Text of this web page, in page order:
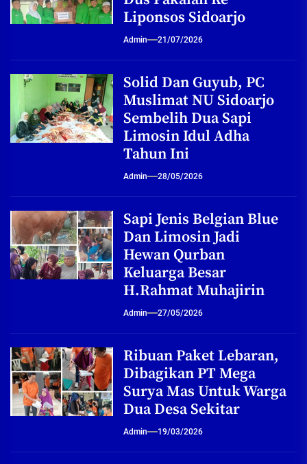
Liponsos Sidoarjo
Admin 21/07/2026
Solid Dan Guyub, PC
Muslimat NU Sidoarjo
Sembelih Dua Sapi
Limosin Idul Adha
Tahun Ini
Admin 28/05/2026
Sapi Jenis Belgian Blue
Dan Limosin Jadi
Hewan Qurban
Keluarga Besar
H.Rahmat Muhajirin
Admin 27/05/2026
Ribuan Paket Lebaran,
Dibagikan PT Mega
Surya Mas Untuk Warga
Dua Desa Sekitar
Admin 19/03/2026